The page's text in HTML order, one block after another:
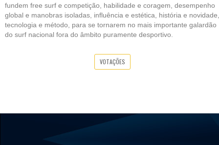
fundem free surf e competição, habilidade e coragem, desempenho
global e manobras isoladas, influência e estética, história e
tecnologia e método, para se tornarem no mais importante galardão
do surf nacional fora do âmbito puramente desportivo.
VOTAÇÕES